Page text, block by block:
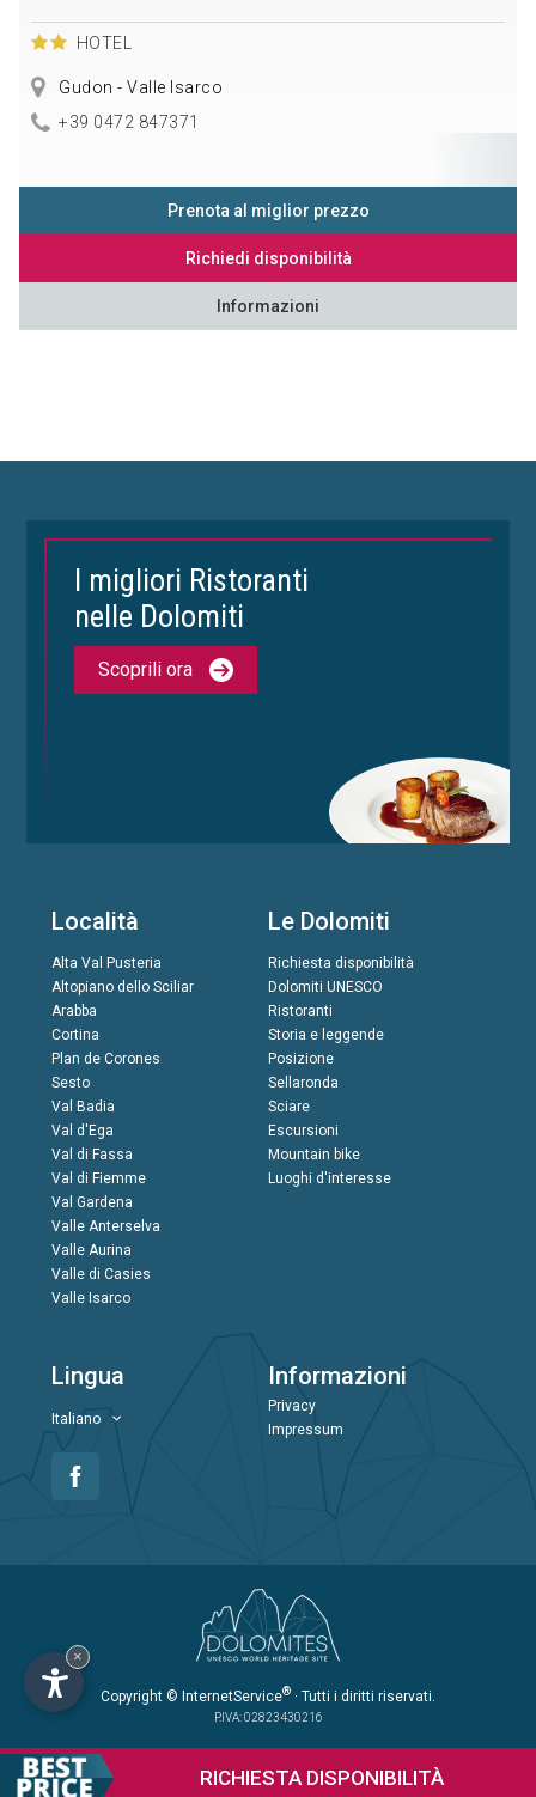
RICHIESTA DISPONIBILITÀ
HOTEL
Gudon - Valle Isarco
+39 0472 847371
Prenota al miglior prezzo
Richiedi disponibilità
Informazioni
I migliori Ristoranti
nelle Dolomiti
Scoprili ora
Località
Alta Val Pusteria
Altopiano dello Sciliar
Arabba
Cortina
Plan de Corones
Sesto
Val Badia
Val d'Ega
Val di Fassa
Val di Fiemme
Val Gardena
Valle Anterselva
Valle Aurina
Valle di Casies
Valle Isarco
Le Dolomiti
Richiesta disponibilità
Dolomiti UNESCO
Ristoranti
Storia e leggende
Posizione
Sellaronda
Sciare
Escursioni
Mountain bike
Luoghi d'interesse
Lingua
Italiano
Informazioni
Privacy
Impressum
Copyright © InternetService® · Tutti i diritti riservati.
P.IVA: 02823430216
×